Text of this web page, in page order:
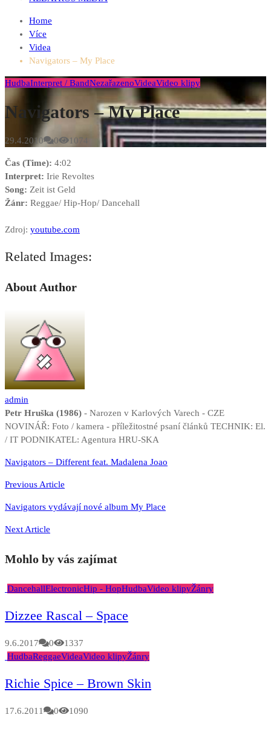
Home
Více
Videa
Navigators – My Place
HudbaInterpret / BandNezařazenoVideaVideo klipy
Navigators – My Place
29.4.2010 0 1074
Čas (Time): 4:02
Interpret: Irie Revoltes
Song: Zeit ist Geld
Žánr: Reggae/ Hip-Hop/ Dancehall
Zdroj: youtube.com
Related Images:
About Author
admin
Petr Hruška (1986) - Narozen v Karlových Varech - CZE
NOVINÁŘ: Foto / kamera - příležitostné psaní článků TECHNIK: El.
/ IT PODNIKATEL: Agentura HRU-SKA
Navigace
pro
Navigators – Different feat. Madalena Joao
Previous Article
Navigators vydávají nové album My Place
Next Article
Mohlo by vás zajímat
DancehallElectronicHip - HopHudbaVideo klipyŽánry
Dizzee Rascal – Space
9.6.2017 0
1337
HudbaReggaeVideaVideo klipyŽánry
Richie Spice – Brown Skin
17.6.2011 0 1090